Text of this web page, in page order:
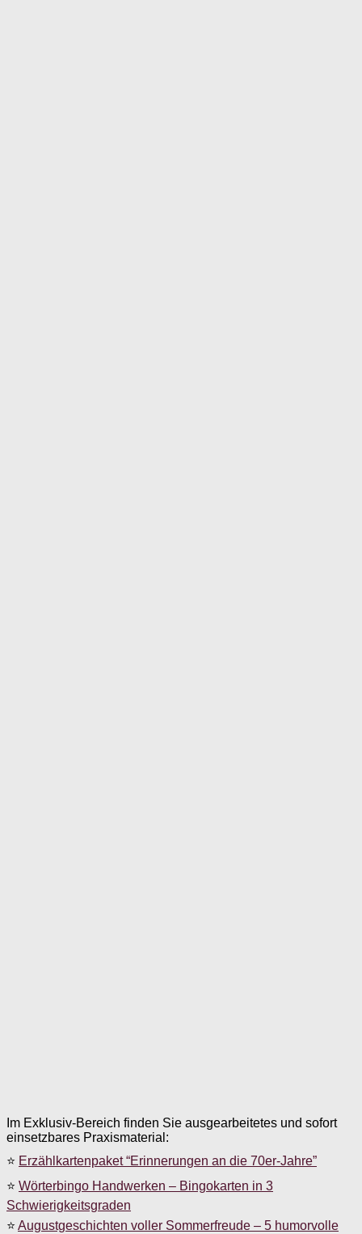
Im Exklusiv-Bereich finden Sie ausgearbeitetes und sofort
einsetzbares Praxismaterial:
⭐ Erzählkartenpaket “Erinnerungen an die 70er-Jahre”
⭐ Wörterbingo Handwerken – Bingokarten in 3
Schwierigkeitsgraden
⭐ Augustgeschichten voller Sommerfreude – 5 humorvolle